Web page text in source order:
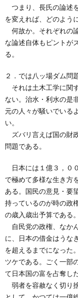
つまり、長氏の論述
を変えれば、どのよう
何故か。それぞれの
な論述自体もピントが
る。
２．では八ッ場ダム問
それは土木工学に関
ない。治水・利水の是
元の人々が騒いでいる
い。
ズバリ言えば国の財
問題である。
日本には１億３，０
で極めて多様な生き方
ある。国民の意見・要
持っているのが時の政
の歳入歳出予算である。
自民党の政権、なか
に、日本の借金はうな
を超えるまでになった
ツケである。ごく一部
て日本国の富を占奪し
弱者を容赦なく切り